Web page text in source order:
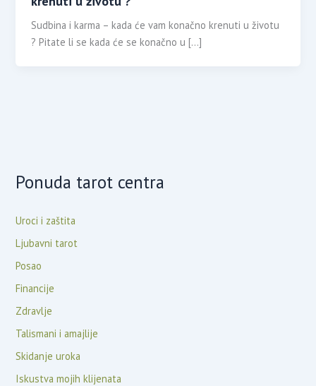
Sudbina i karma – kada će vam konačno krenuti u životu
? Pitate li se kada će se konačno u […]
Ponuda tarot centra
Uroci i zaštita
Ljubavni tarot
Posao
Financije
Zdravlje
Talismani i amajlije
Skidanje uroka
Iskustva mojih klijenata